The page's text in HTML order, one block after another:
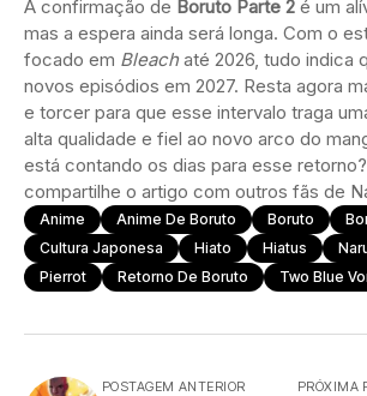
A confirmação de Boruto Parte 2 é um
mas a espera ainda será longa. Com o
focado em Bleach até 2026, tudo indica
novos episódios em 2027. Resta agora
e torcer para que esse intervalo traga
alta qualidade e fiel ao novo arco do
está contando os dias para esse
compartilhe o artigo com outros fãs de
Anime Anime De Boruto Boruto
Cultura Japonesa
Hiato Hiatus
Pierrot
Retorno De Boruto Two Blue
POSTAGEM ANTERIOR PRÓXIMA